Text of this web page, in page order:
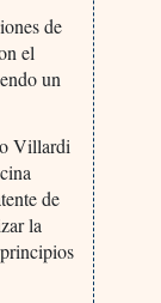
de
el
un
Villardi
de
la